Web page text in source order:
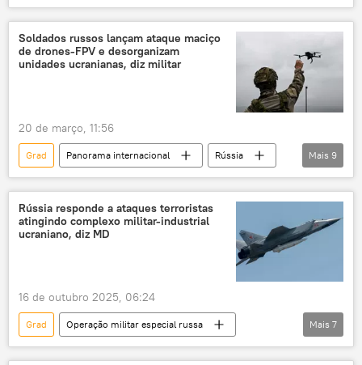
Forças Armadas da Ucrânia
Odessa
Himars
Defesa
Rússia
Federação da Rússia
Ministério da Defesa (Rússia)
Forças Armadas da Rússia
drones
ataques
Forças Armadas
Himars
Soldados russos lançam ataque maciço
de drones-FPV e desorganizam
unidades ucranianas, diz militar
20 de março, 11:56
Grad Panorama internacional
Rússia
Norte
Carcóvia
Estados Unidos
Sputnik
Forças Armadas
Forças Armadas da Ucrânia
drones
Mais 9
Rússia responde a ataques terroristas
atingindo complexo militar-industrial
ucraniano, diz MD
16 de outubro 2025, 06:24
Grad
Operação militar especial russa
Rússia
Ucrânia
Mais 7